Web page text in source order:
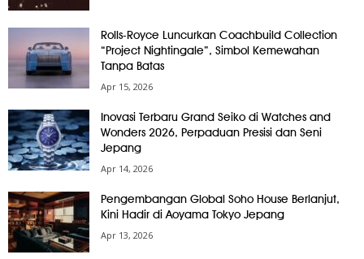
Rolls-Royce Luncurkan Coachbuild Collection
“Project Nightingale”, Simbol Kemewahan
Tanpa Batas
Apr 15, 2026
Inovasi Terbaru Grand Seiko di Watches and
Wonders 2026, Perpaduan Presisi dan Seni
Jepang
Apr 14, 2026
Pengembangan Global Soho House Berlanjut,
Kini Hadir di Aoyama Tokyo Jepang
Apr 13, 2026